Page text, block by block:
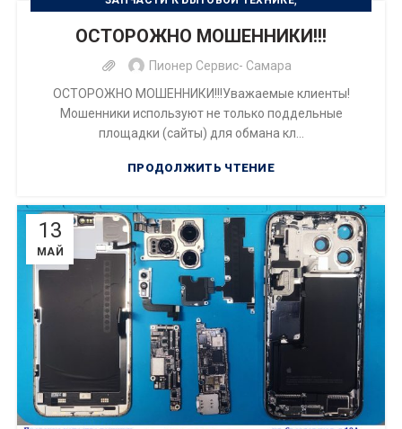
РЕМОНТ ЦИФРОВОЙ ТЕХНИКИ
ОСТОРОЖНО МОШЕННИКИ!!!
Пионер Сервис- Самара
ОСТОРОЖНО МОШЕННИКИ!!!Уважаемые клиенты!
Мошенники используют не только поддельные
площадки (сайты) для обмана кл...
ПРОДОЛЖИТЬ ЧТЕНИЕ
13
МАЙ